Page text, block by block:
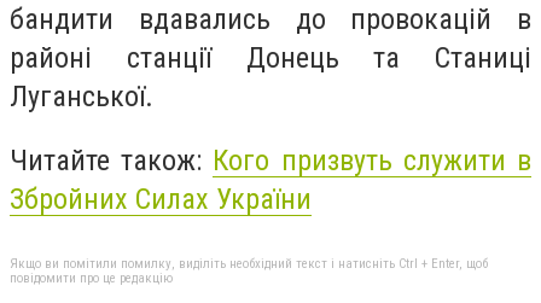
бандити вдавались до провокацій в
районі станції Донець та Станиці
Луганської.
Читайте також: Кого призвуть служити в
Збройних Силах України
Якщо ви помітили помилку, виділіть необхідний текст і натисніть Ctrl + Enter, щоб
повідомити про це редакцію